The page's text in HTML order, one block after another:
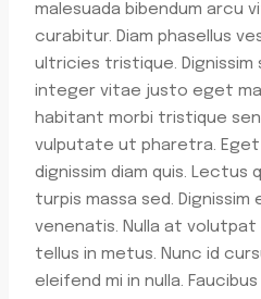
malesuada bibendum arcu
curabitur. Diam phasellus
ultricies tristique. Dignissim
integer vitae justo eget
habitant morbi tristique
vulputate ut pharetra. Eget
dignissim diam quis. Lectus
turpis massa sed. Dignissim
venenatis. Nulla at
tellus in metus. Nunc id
eleifend mi in nulla.